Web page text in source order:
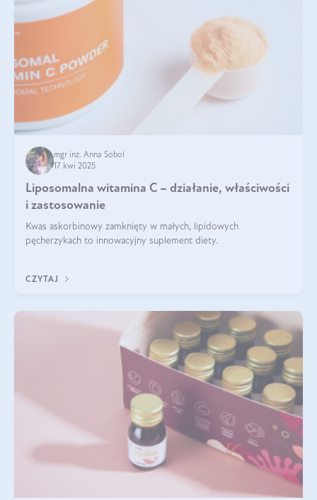
mgr inż. Anna Sobol
17 kwi 2025
Liposomalna witamina C – działanie, właściwości
i zastosowanie
Kwas askorbinowy zamknięty w małych, lipidowych
pęcherzykach to innowacyjny suplement diety.
CZYTAJ